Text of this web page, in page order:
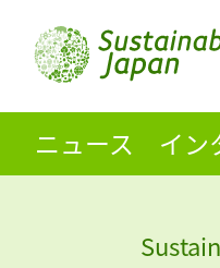
ニュース イン